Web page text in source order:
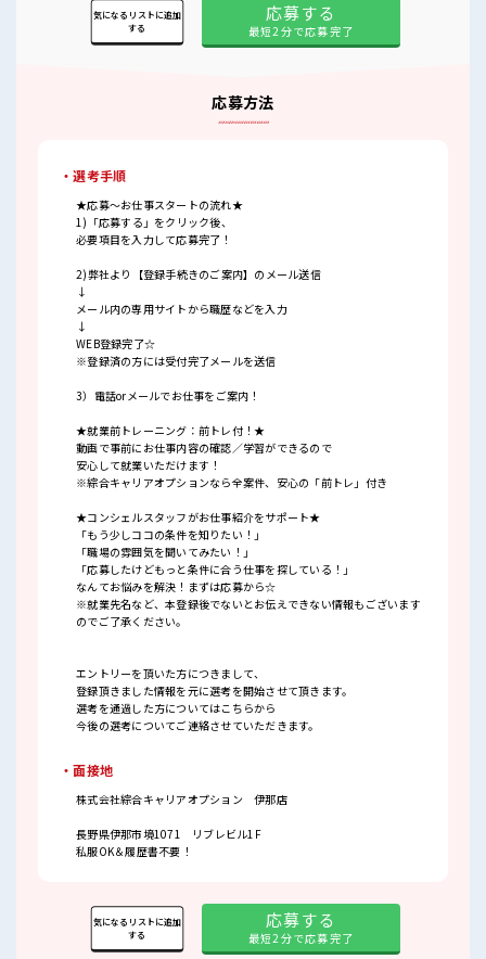
応募する
最短2分で応募完了
気になるリストに追加
する
応募方法
・選考手順
★応募～お仕事スタートの流れ★
1)「応募する」をクリック後、
必要項目を入力して応募完了！
2)弊社より【登録手続きのご案内】のメール送信
↓
メール内の専用サイトから職歴などを入力
↓
WEB登録完了☆
※登録済の方には受付完了メールを送信
3）電話orメールでお仕事をご案内！
★就業前トレーニング：前トレ付！★
動画で事前にお仕事内容の確認／学習ができるので
安心して就業いただけます！
※綜合キャリアオプションなら全案件、安心の「前トレ」付き
★コンシェルスタッフがお仕事紹介をサポート★
「もう少しココの条件を知りたい！」
「職場の雰囲気を聞いてみたい！」
「応募したけどもっと条件に合う仕事を探している！」
なんてお悩みを解決！まずは応募から☆
※就業先名など、本登録後でないとお伝えできない情報もございます
のでご了承ください。
エントリーを頂いた方につきまして、
登録頂きました情報を元に選考を開始させて頂きます。
選考を通過した方についてはこちらから
今後の選考についてご連絡させていただきます。
・面接地
株式会社綜合キャリアオプション 伊那店
長野県伊那市境1071 リブレビル1F
私服OK＆履歴書不要！
応募する
最短2分で応募完了
気になるリストに追加
する